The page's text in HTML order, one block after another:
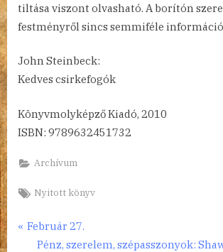
tiltása viszont olvasható. A borítón
festményről sincs semmiféle
John Steinbeck:
Kedves csirkefogók
Könyvmolyképző Kiadó, 2010
ISBN: 9789632451732
Archívum
Tags:
Nyitott könyv
Bejegyzés
P
Február 27.
N
Pénz, szerelem, szépasszonyok: